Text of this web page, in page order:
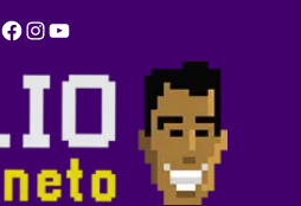
Facebook Instagram YouTube